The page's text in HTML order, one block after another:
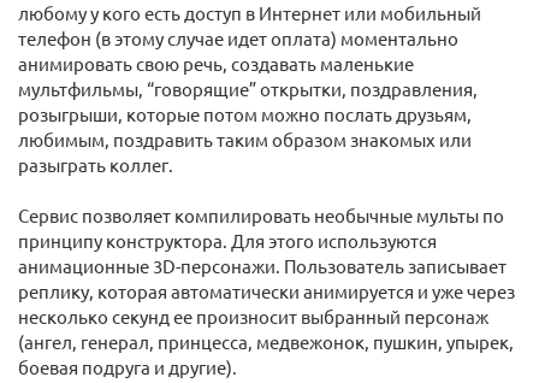
любому у кого есть доступ в Интернет или мобильный
телефон (в этому случае идет оплата) моментально
анимировать свою речь, создавать маленькие
мультфильмы, “говорящие” открытки, поздравления,
розыгрыши, которые потом можно послать друзьям,
любимым, поздравить таким образом знакомых или
разыграть коллег.
Сервис позволяет компилировать необычные мульты по
принципу конструктора. Для этого используются
анимационные 3D-персонажи. Пользователь записывает
реплику, которая автоматически анимируется и уже через
несколько секунд ее произносит выбранный персонаж
(ангел, генерал, принцесса, медвежонок, пушкин, упырек,
боевая подруга и другие).